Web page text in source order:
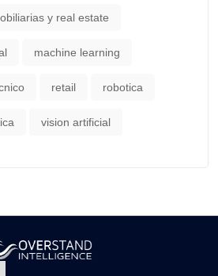
y real estate
machine learning
retail robotica
vision artificial